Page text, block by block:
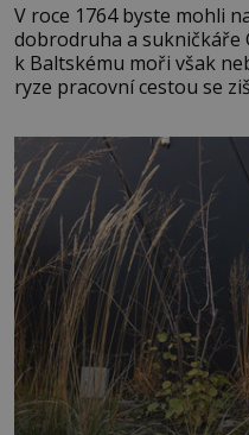
V roce 1764 byste mohli
dobrodruha a sukničkáře
k Baltskému moři však
ryze pracovní cestou se
lotyšské Rigy? Casanova
zednářské lóže. Nebyl v
protože do zednářské